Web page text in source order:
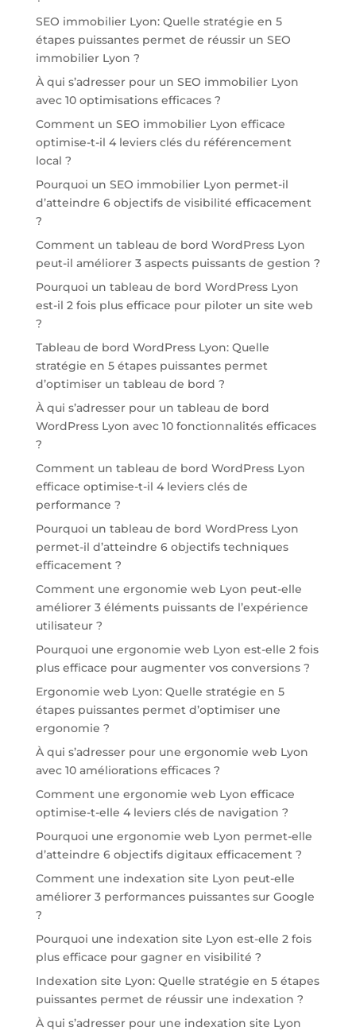
SEO immobilier Lyon: Quelle stratégie en 5
étapes puissantes permet de réussir un SEO
immobilier Lyon ?
À qui s’adresser pour un SEO immobilier Lyon
avec 10 optimisations efficaces ?
Comment un SEO immobilier Lyon efficace
optimise-t-il 4 leviers clés du référencement
local ?
Pourquoi un SEO immobilier Lyon permet-il
d’atteindre 6 objectifs de visibilité efficacement
?
Comment un tableau de bord WordPress Lyon
peut-il améliorer 3 aspects puissants de gestion ?
Pourquoi un tableau de bord WordPress Lyon
est-il 2 fois plus efficace pour piloter un site web
?
Tableau de bord WordPress Lyon: Quelle
stratégie en 5 étapes puissantes permet
d’optimiser un tableau de bord ?
À qui s’adresser pour un tableau de bord
WordPress Lyon avec 10 fonctionnalités efficaces
?
Comment un tableau de bord WordPress Lyon
efficace optimise-t-il 4 leviers clés de
performance ?
Pourquoi un tableau de bord WordPress Lyon
permet-il d’atteindre 6 objectifs techniques
efficacement ?
Comment une ergonomie web Lyon peut-elle
améliorer 3 éléments puissants de l’expérience
utilisateur ?
Pourquoi une ergonomie web Lyon est-elle 2 fois
plus efficace pour augmenter vos conversions ?
Ergonomie web Lyon: Quelle stratégie en 5
étapes puissantes permet d’optimiser une
ergonomie ?
À qui s’adresser pour une ergonomie web Lyon
avec 10 améliorations efficaces ?
Comment une ergonomie web Lyon efficace
optimise-t-elle 4 leviers clés de navigation ?
Pourquoi une ergonomie web Lyon permet-elle
d’atteindre 6 objectifs digitaux efficacement ?
Comment une indexation site Lyon peut-elle
améliorer 3 performances puissantes sur Google
?
Pourquoi une indexation site Lyon est-elle 2 fois
plus efficace pour gagner en visibilité ?
Indexation site Lyon: Quelle stratégie en 5 étapes
puissantes permet de réussir une indexation ?
À qui s’adresser pour une indexation site Lyon